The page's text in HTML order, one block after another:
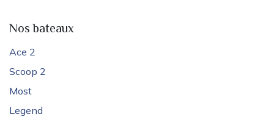
Nos bateaux
Ace 2
Scoop 2
Most
Legend